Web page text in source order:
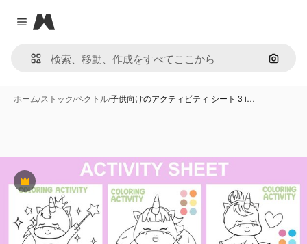
Close menu
Magnific
画像で
ホーム/ストック/ベクトル/子供向けのアクティビティ シート 3 i…
Premium